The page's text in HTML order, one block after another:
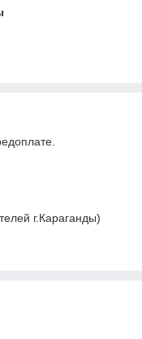
г.Караганды)